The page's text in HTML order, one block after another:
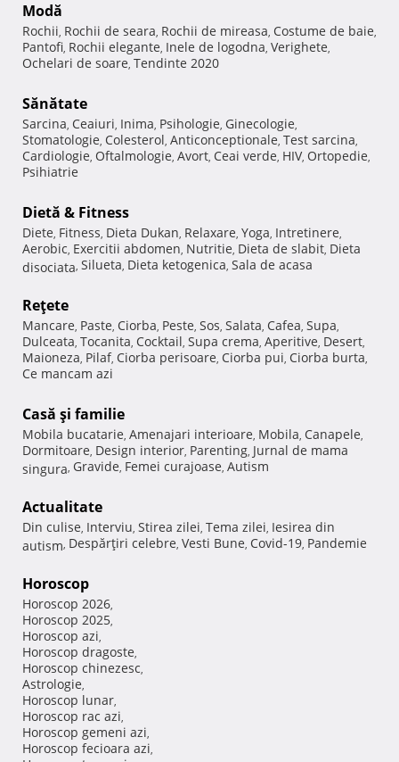
Modă
Rochii, Rochii de seara, Rochii de mireasa, Costume de baie,
Pantofi, Rochii elegante, Inele de logodna, Verighete,
Ochelari de soare, Tendinte 2020
Sănătate
Sarcina, Ceaiuri, Inima, Psihologie, Ginecologie,
Stomatologie, Colesterol, Anticonceptionale, Test sarcina,
Cardiologie, Oftalmologie, Avort, Ceai verde, HIV, Ortopedie,
Psihiatrie
Dietă & Fitness
Diete, Fitness, Dieta Dukan, Relaxare, Yoga, Intretinere,
Aerobic, Exercitii abdomen, Nutritie, Dieta de slabit, Dieta
disociata, Silueta, Dieta ketogenica, Sala de acasa
Reţete
Mancare, Paste, Ciorba, Peste, Sos, Salata, Cafea, Supa,
Dulceata, Tocanita, Cocktail, Supa crema, Aperitive, Desert,
Maioneza, Pilaf, Ciorba perisoare, Ciorba pui, Ciorba burta,
Ce mancam azi
Casă şi familie
Mobila bucatarie, Amenajari interioare, Mobila, Canapele,
Dormitoare, Design interior, Parenting, Jurnal de mama
singura, Gravide, Femei curajoase, Autism
Actualitate
Din culise, Interviu, Stirea zilei, Tema zilei, Iesirea din
autism, Despărţiri celebre, Vesti Bune, Covid-19, Pandemie
Horoscop
Horoscop 2026,
Horoscop 2025,
Horoscop azi,
Horoscop dragoste,
Horoscop chinezesc,
Astrologie,
Horoscop lunar,
Horoscop rac azi,
Horoscop gemeni azi,
Horoscop fecioara azi,